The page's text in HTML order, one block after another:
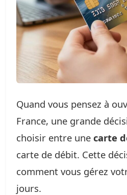
Quand vous pensez à
France, une grande
choisir entre une carte
carte de débit. Cette
comment vous gérez
jours.